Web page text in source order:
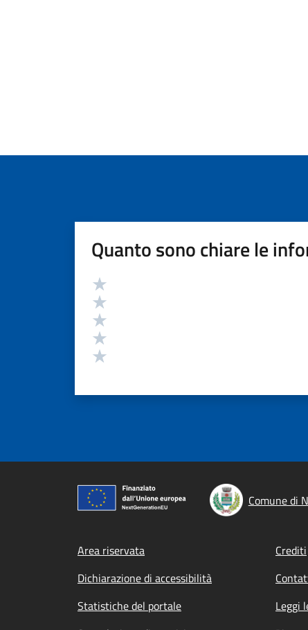
Quanto sono chiare le
Valutazione
Comune di
Footer menu
Area riservata Crediti
Dichiarazione di accessibilità
Statistiche del portale
Leggi